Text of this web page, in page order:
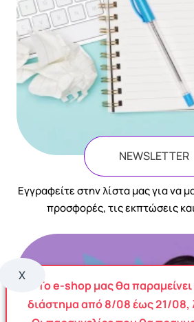
NEWSLETTER
Eγγραφείτε στην λίστα μας για να
προσφορές, τις εκπτώσεις
X
Το e-shop μας θα παραμείνει
διάστημα από8/08έως21/08,